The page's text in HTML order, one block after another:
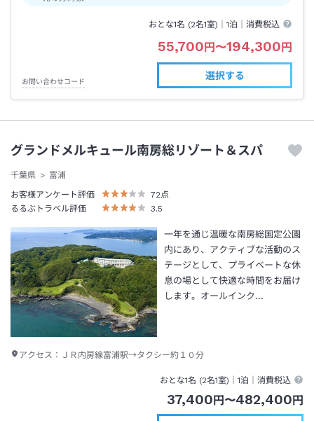
おとな1名 (2名1室)｜1泊 ｜消費税込
55,700 円 〜194,300 円
お問い合わせコード
選択する
グランドメルキュール南房総リゾート＆スパ
千葉県
富浦
お客様アンケート評価
72点
るるぶトラベル評価
3.5
一年を通じ温暖な南房総国定公園
内にあり、アクティブな活動のス
テージとして、プライベートな休
息の場として快適な時間をお届け
します。オールインク…
アクセス： ＪＲ内房線富浦駅→タクシー約１０分
おとな1名 (2名1室)｜1泊 ｜消費税込
37,400円〜482,400円